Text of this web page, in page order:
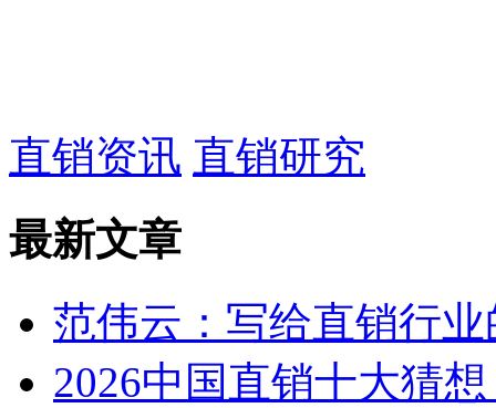
直销资讯 直销研究
最新文章
范伟云：写给直销行
2026中国直销十大猜